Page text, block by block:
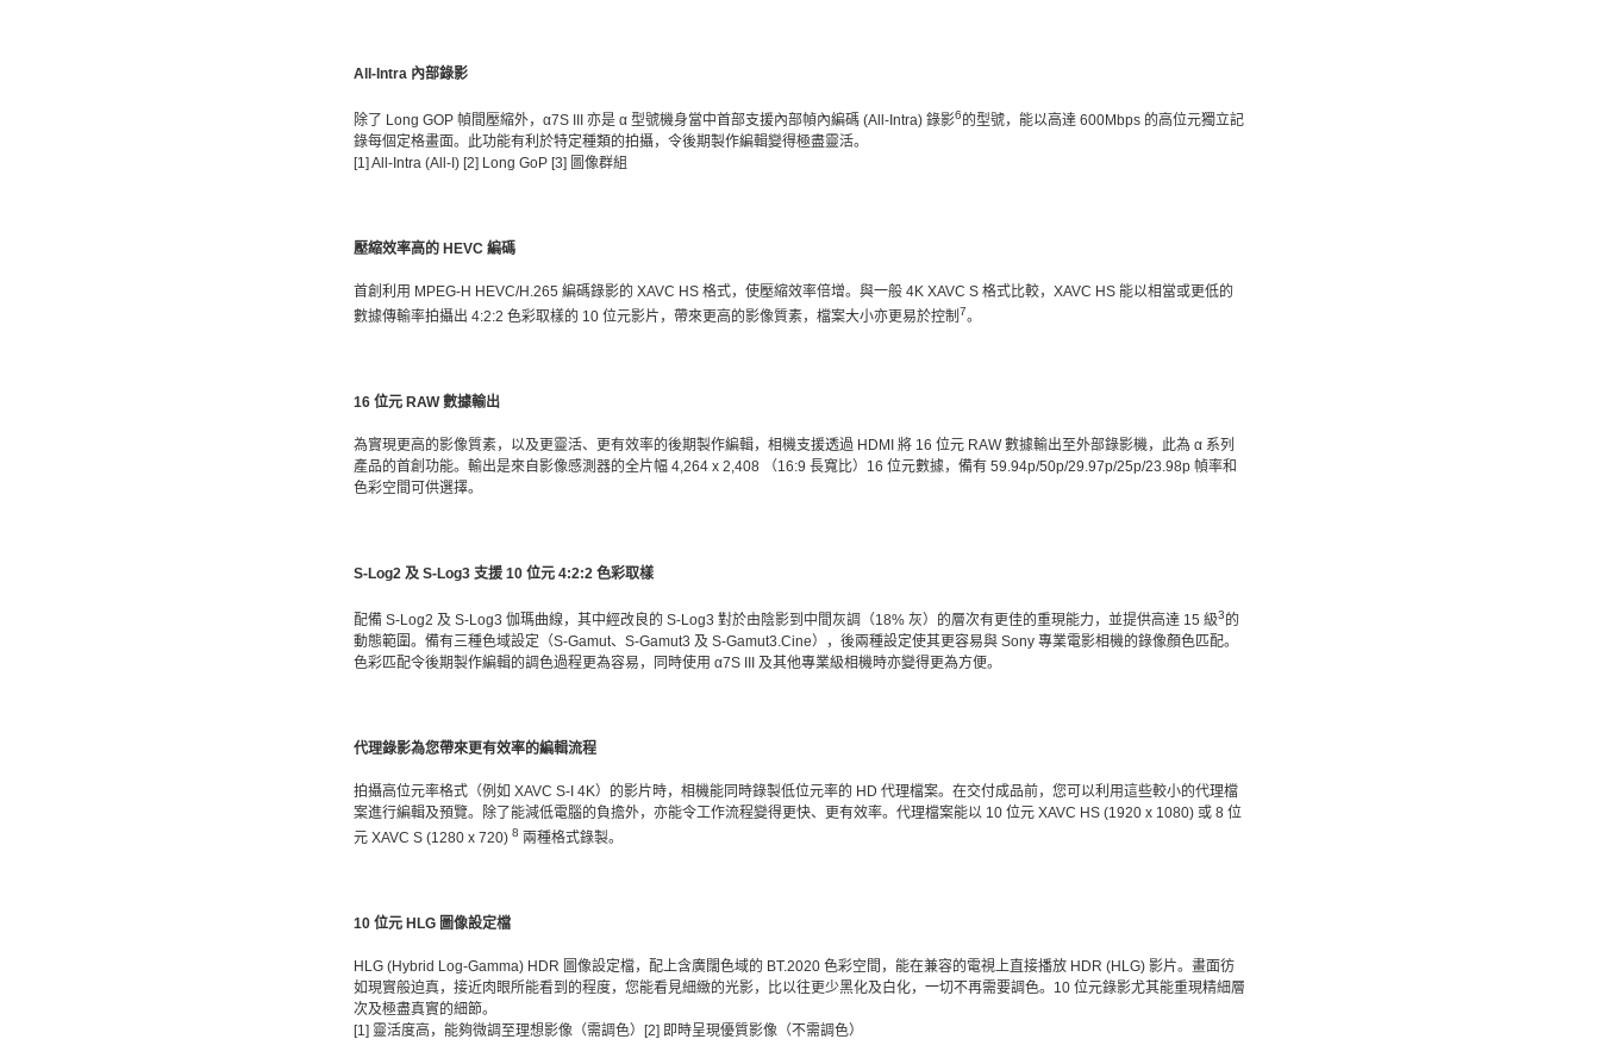
All-Intra 內部錄影
除了 Long GOP 幀間壓縮外，α7S III 亦是 α 型號機身當中首部支援內部幀內編碼 (All-Intra) 錄影6的型號，能以高達 600Mbps 的高位元獨立記
錄每個定格畫面。此功能有利於特定種類的拍攝，令後期製作編輯變得極盡靈活。
[1] All-Intra (All-I) [2] Long GoP [3] 圖像群組
壓縮效率高的 HEVC 編碼
首創利用 MPEG-H HEVC/H.265 編碼錄影的 XAVC HS 格式，使壓縮效率倍增。與一般 4K XAVC S 格式比較，XAVC HS 能以相當或更低的
數據傳輸率拍攝出 4:2:2 色彩取樣的 10 位元影片，帶來更高的影像質素，檔案大小亦更易於控制 7。
16 位元 RAW 數據輸出
為實現更高的影像質素，以及更靈活、更有效率的後期製作編輯，相機支援透過 HDMI 將 16 位元 RAW 數據輸出至外部錄影機，此為 α 系列
產品的首創功能。輸出是來自影像感測器的全片幅 4,264 x 2,408 （16:9 長寬比）16 位元數據，備有 59.94p/50p/29.97p/25p/23.98p 幀率和
色彩空間可供選擇。
S-Log2 及 S-Log3 支援 10 位元 4:2:2 色彩取樣
配備 S-Log2 及 S-Log3 伽瑪曲線，其中經改良的 S-Log3 對於由陰影到中間灰調（18% 灰）的層次有更佳的重現能力，並提供高達 15 級3的
動態範圍。備有三種色域設定（S-Gamut、S-Gamut3 及 S-Gamut3.Cine），後兩種設定使其更容易與 Sony 專業電影相機的錄像顏色匹配。
色彩匹配令後期製作編輯的調色過程更為容易，同時使用 α7S III 及其他專業級相機時亦變得更為方便。
代理錄影為您帶來更有效率的編輯流程
拍攝高位元率格式（例如 XAVC S-I 4K）的影片時，相機能同時錄製低位元率的 HD 代理檔案。在交付成品前，您可以利用這些較小的代理檔
案進行編輯及預覽。除了能減低電腦的負擔外，亦能令工作流程變得更快、更有效率。代理檔案能以 10 位元 XAVC HS (1920 x 1080) 或 8 位
元 XAVC S (1280 x 720) 8 兩種格式錄製。
10 位元 HLG 圖像設定檔
HLG (Hybrid Log-Gamma) HDR 圖像設定檔，配上含廣闊色域的 BT.2020 色彩空間，能在兼容的電視上直接播放 HDR (HLG) 影片。畫面彷
如現實般迫真，接近肉眼所能看到的程度，您能看見細緻的光影，比以往更少黑化及白化，一切不再需要調色。10 位元錄影尤其能重現精細層
次及極盡真實的細節。
[1] 靈活度高，能夠微調至理想影像（需調色）[2] 即時呈現優質影像（不需調色）